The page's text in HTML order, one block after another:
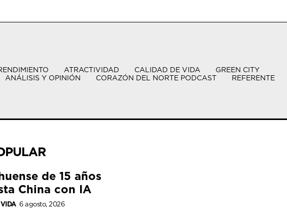
ATRACTIVIDAD CALIDAD DE VIDA
GREEN CITY
ANÁLISIS Y OPINIÓN
CORAZÓN DEL NORTE PODCAST REFERENTE
de 15 años
China con IA
6 agosto, 2026